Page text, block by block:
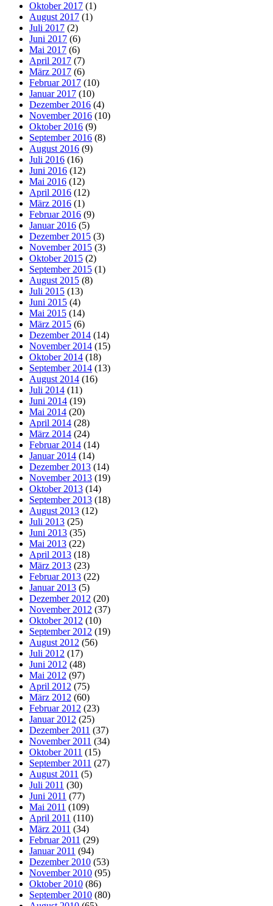
Oktober 2017 (1)
August 2017 (1)
Juli 2017 (2)
Juni 2017 (6)
Mai 2017 (6)
April 2017 (7)
März 2017 (6)
Februar 2017 (10)
Januar 2017 (10)
Dezember 2016 (4)
November 2016 (10)
Oktober 2016 (9)
September 2016 (8)
August 2016 (9)
Juli 2016 (16)
Juni 2016 (12)
Mai 2016 (12)
April 2016 (12)
März 2016 (1)
Februar 2016 (9)
Januar 2016 (5)
Dezember 2015 (3)
November 2015 (3)
Oktober 2015 (2)
September 2015 (1)
August 2015 (8)
Juli 2015 (13)
Juni 2015 (4)
Mai 2015 (14)
März 2015 (6)
Dezember 2014 (14)
November 2014 (15)
Oktober 2014 (18)
September 2014 (13)
August 2014 (16)
Juli 2014 (11)
Juni 2014 (19)
Mai 2014 (20)
April 2014 (28)
März 2014 (24)
Februar 2014 (14)
Januar 2014 (14)
Dezember 2013 (14)
November 2013 (19)
Oktober 2013 (14)
September 2013 (18)
August 2013 (12)
Juli 2013 (25)
Juni 2013 (35)
Mai 2013 (22)
April 2013 (18)
März 2013 (23)
Februar 2013 (22)
Januar 2013 (5)
Dezember 2012 (20)
November 2012 (37)
Oktober 2012 (10)
September 2012 (19)
August 2012 (56)
Juli 2012 (17)
Juni 2012 (48)
Mai 2012 (97)
April 2012 (75)
März 2012 (60)
Februar 2012 (23)
Januar 2012 (25)
Dezember 2011 (37)
November 2011 (34)
Oktober 2011 (15)
September 2011 (27)
August 2011 (5)
Juli 2011 (30)
Juni 2011 (77)
Mai 2011 (109)
April 2011 (110)
März 2011 (34)
Februar 2011 (29)
Januar 2011 (94)
Dezember 2010 (53)
November 2010 (95)
Oktober 2010 (86)
September 2010 (80)